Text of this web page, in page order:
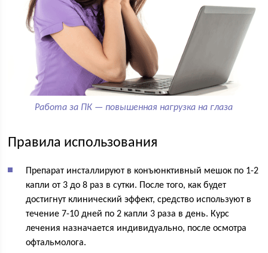
Работа за ПК — повышенная нагрузка на глаза
Правила использования
Препарат инсталлируют в конъюнктивный мешок по 1-2
капли от 3 до 8 раз в сутки. После того, как будет
достигнут клинический эффект, средство используют в
течение 7-10 дней по 2 капли 3 раза в день. Курс
лечения назначается индивидуально, после осмотра
офтальмолога.